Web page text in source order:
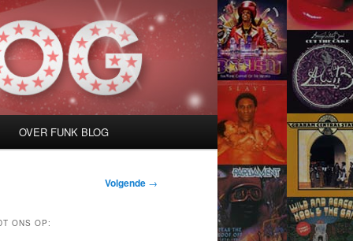
OVER FUNK BLOG
Volgende →
ONS OP: